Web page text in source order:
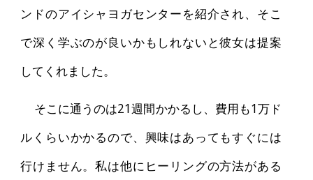
ンドのアイシャヨガセンターを紹介され、そこ
で深く学ぶのが良いかもしれないと彼女は提案
してくれました。
そこに通うのは21週間かかるし、費用も1万ド
ルくらいかかるので、興味はあってもすぐには
行けません。私は他にヒーリングの方法がある